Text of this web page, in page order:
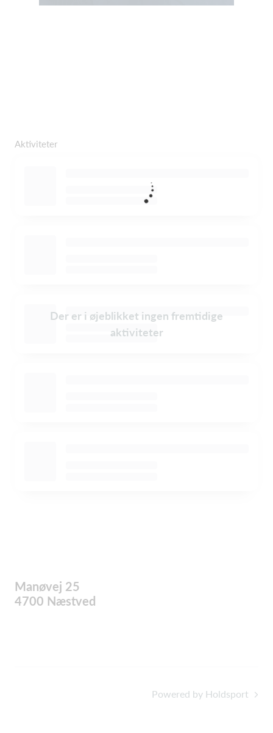
Aktiviteter
Der er i øjeblikket ingen fremtidige
aktiviteter
Manøvej 25
4700 Næstved
Powered by Holdsport